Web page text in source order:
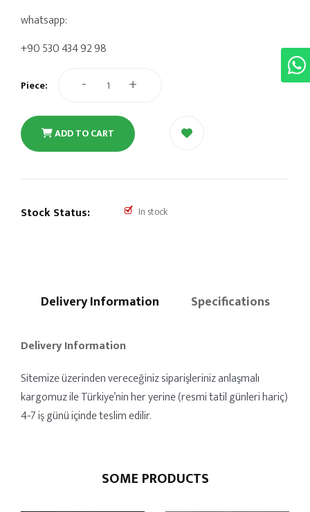
whatsapp:
+90 530 434 92 98
Piece: - +
ADD TO CART
Stock Status: In stock
Delivery Information Specifications
Delivery Information
Sitemize üzerinden vereceğiniz siparişleriniz anlaşmalı
kargomuz ile Türkiye’nin her yerine (resmi tatil günleri hariç)
4-7 iş günü içinde teslim edilir.
SOME PRODUCTS